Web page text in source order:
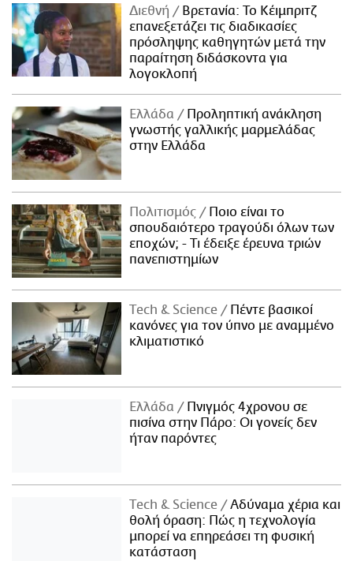
Διεθνή
Βρετανία: Το Κέιμπριτζ
επανεξετάζει τις διαδικασίες
πρόσληψης καθηγητών μετά την
παραίτηση διδάσκοντα για
λογοκλοπή
Ελλάδα
Προληπτική ανάκληση
γνωστής γαλλικής μαρμελάδας
στην Ελλάδα
Πολιτισμός
Ποιο είναι το
σπουδαιότερο τραγούδι όλων των
εποχών; - Τι έδειξε έρευνα τριών
πανεπιστημίων
Τech & Science
Πέντε βασικοί
κανόνες για τον ύπνο με αναμμένο
κλιματιστικό
Ελλάδα
Πνιγμός 4χρονου σε
πισίνα στην Πάρο: Οι γονείς δεν
ήταν παρόντες
Τech & Science
Αδύναμα χέρια και
θολή όραση: Πώς η τεχνολογία
μπορεί να επηρεάσει τη φυσική
κατάσταση